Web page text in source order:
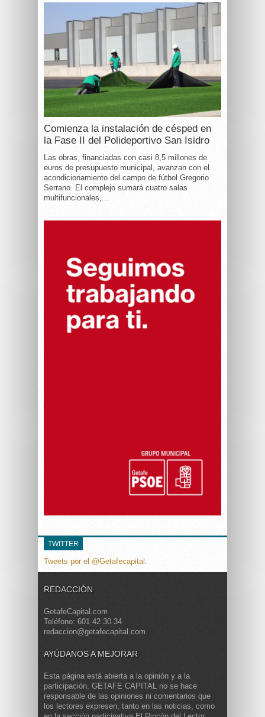
Comienza la instalación de césped en
la Fase II del Polideportivo San Isidro
Las obras, financiadas con casi 8,5 millones de
euros de presupuesto municipal, avanzan con el
acondicionamiento del campo de fútbol Gregorio
Serrano. El complejo sumará cuatro salas
multifuncionales,...
TWITTER
Tweets por el @Getafecapital.
REDACCIÓN
GetafeCapital.com
Teléfono: 601 42 30 34
redaccion@getafecapital.com
AYÚDANOS A MEJORAR
Esta página está abierta a la opinión y a la
participación. GETAFE CAPITAL no se hace
responsable de las opiniones ni comentarios que
los lectores expresen, tanto en las noticias, como